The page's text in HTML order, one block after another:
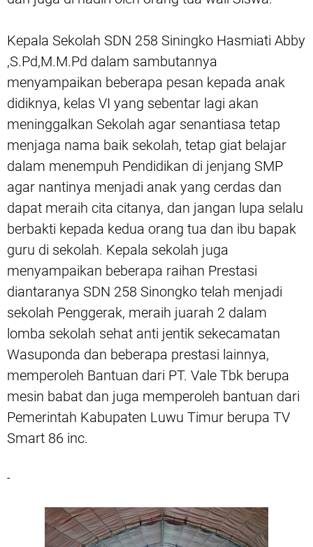
Kepala Sekolah SDN 258 Siningko Hasmiati Abby
,S.Pd,M.M.Pd dalam sambutannya
menyampaikan beberapa pesan kepada anak
didiknya, kelas VI yang sebentar lagi akan
meninggalkan Sekolah agar senantiasa tetap
menjaga nama baik sekolah, tetap giat belajar
dalam menempuh Pendidikan di jenjang SMP
agar nantinya menjadi anak yang cerdas dan
dapat meraih cita citanya, dan jangan lupa selalu
berbakti kepada kedua orang tua dan ibu bapak
guru di sekolah. Kepala sekolah juga
menyampaikan beberapa raihan Prestasi
diantaranya SDN 258 Sinongko telah menjadi
sekolah Penggerak, meraih juarah 2 dalam
lomba sekolah sehat anti jentik sekecamatan
Wasuponda dan beberapa prestasi lainnya,
memperoleh Bantuan dari PT. Vale Tbk berupa
mesin babat dan juga memperoleh bantuan dari
Pemerintah Kabupaten Luwu Timur berupa TV
Smart 86 inc.
-